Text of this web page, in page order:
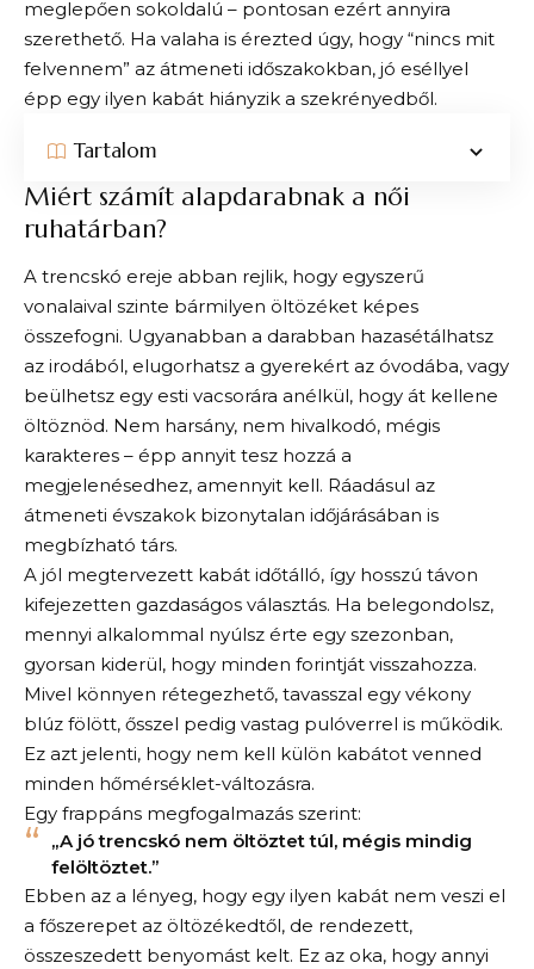
meglepően sokoldalú – pontosan ezért annyira
szerethető. Ha valaha is érezted úgy, hogy “nincs mit
felvennem” az átmeneti időszakokban, jó eséllyel
épp egy ilyen kabát hiányzik a szekrényedből.
Tartalom
Miért számít alapdarabnak a női
ruhatárban?
A trencskó ereje abban rejlik, hogy egyszerű
vonalaival szinte bármilyen öltözéket képes
összefogni. Ugyanabban a darabban hazasétálhatsz
az irodából, elugorhatsz a gyerekért az óvodába, vagy
beülhetsz egy esti vacsorára anélkül, hogy át kellene
öltöznöd. Nem harsány, nem hivalkodó, mégis
karakteres – épp annyit tesz hozzá a
megjelenésedhez, amennyit kell. Ráadásul az
átmeneti évszakok bizonytalan időjárásában is
megbízható társ.
A jól megtervezett kabát időtálló, így hosszú távon
kifejezetten gazdaságos választás. Ha belegondolsz,
mennyi alkalommal nyúlsz érte egy szezonban,
gyorsan kiderül, hogy minden forintját visszahozza.
Mivel könnyen rétegezhető, tavasszal egy vékony
blúz fölött, ősszel pedig vastag pulóverrel is működik.
Ez azt jelenti, hogy nem kell külön kabátot venned
minden hőmérséklet-változásra.
Egy frappáns megfogalmazás szerint:
„A jó trencskó nem öltöztet túl, mégis mindig
felöltöztet.”
Ebben az a lényeg, hogy egy ilyen kabát nem veszi el
a főszerepet az öltözékedtől, de rendezett,
összeszedett benyomást kelt. Ez az oka, hogy annyi